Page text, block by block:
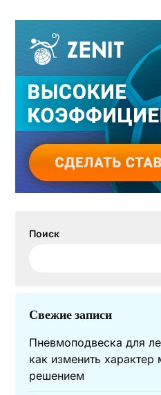
Поиск
Свежие записи
Пневмоподвеска для
как изменить
решением